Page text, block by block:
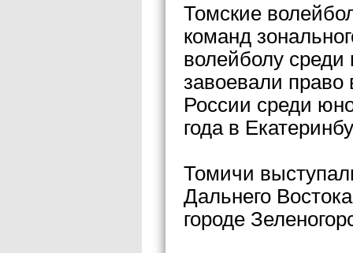
Томские
команд
волейболу
завоевали право
России среди
года в
Томичи
Дальнего
городе